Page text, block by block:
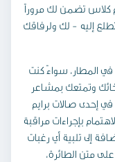
كلاس تضمن لك مروراً
إليه - لك ولرفاقك
المطار، سواءً كنت
وتمتعك بمشاعر
في إحدى صالات برايم
بإجراءات مراقبة
إلى تلبية أي رغبات
متن الطائرة،